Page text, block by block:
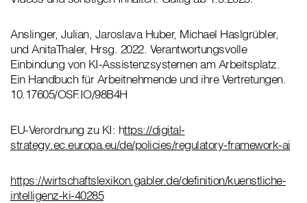
Anslinger, Julian, Jaroslava Huber, Michael Haslgrübler,
und AnitaThaler, Hrsg. 2022. Verantwortungsvolle
Einbindung von KI-Assistenzsystemen am Arbeitsplatz.
Ein Handbuch für Arbeitnehmende und ihre Vertretungen.
10.17605/OSF.IO/98B4H
EU-Verordnung zu KI: https://digital-
strategy.ec.europa.eu/de/policies/regulatory-framework-ai
https://wirtschaftslexikon.gabler.de/definition/kuenstliche-
intelligenz-ki-40285